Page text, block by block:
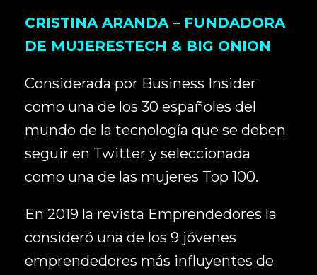
CRISTINA ARANDA – FUNDADORA
DE MUJERESTECH & BIG ONION
Considerada por Business Insider
como una de los 30 españoles del
mundo de la tecnología que se deben
seguir en Twitter y seleccionada
como una de las mujeres Top 100.
En 2019 la revista Emprendedores la
consideró una de los 9 jóvenes
emprendedores más influyentes de